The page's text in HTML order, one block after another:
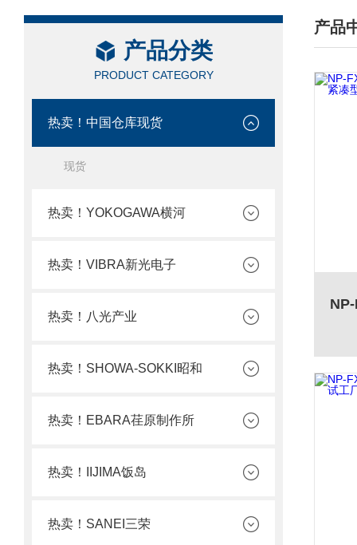
产品分类
PRODUCT CATEGORY
热卖！中国仓库现货
现货
热卖！YOKOGAWA横河
热卖！VIBRA新光电子
热卖！八光产业
热卖！SHOWA-SOKKI昭和
热卖！EBARA荏原制作所
热卖！IIJIMA饭岛
热卖！SANEI三荣
产品
/